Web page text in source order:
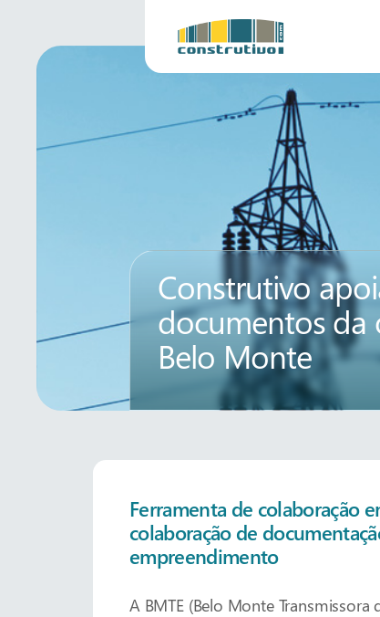
Construtivo
documentos da
Belo Monte
Ferramenta de colaboração
colaboração de
empreendimento
A BMTE (Belo Monte